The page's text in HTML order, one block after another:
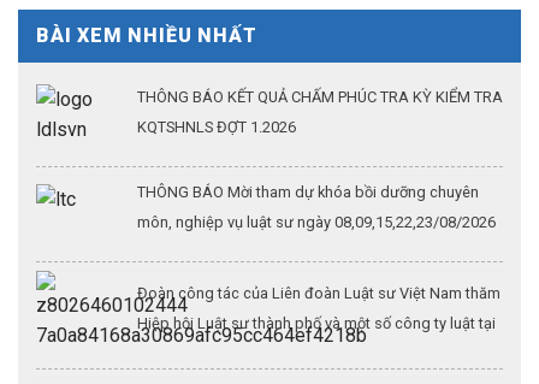
BÀI XEM NHIỀU NHẤT
THÔNG BÁO KẾT QUẢ CHẤM PHÚC TRA KỲ KIỂM TRA
KQTSHNLS ĐỢT 1.2026
THÔNG BÁO Mời tham dự khóa bồi dưỡng chuyên
môn, nghiệp vụ luật sư ngày 08,09,15,22,23/08/2026
Đoàn công tác của Liên đoàn Luật sư Việt Nam thăm
Hiệp hội Luật sư thành phố và một số công ty luật tại